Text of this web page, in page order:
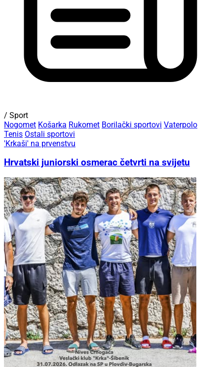
/ Sport
Nogomet Košarka Rukomet Borilački sportovi Vaterpolo
Tenis Ostali sportovi
'Krkaši' na prvenstvu
Hrvatski juniorski osmerac četvrti na svijetu